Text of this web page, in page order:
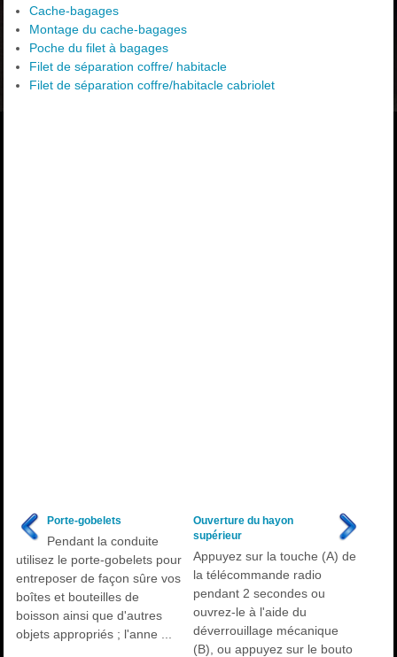
Cache-bagages
Montage du cache-bagages
Poche du filet à bagages
Filet de séparation coffre/ habitacle
Filet de séparation coffre/habitacle cabriolet
Porte-gobelets
Pendant la conduite
utilisez le porte-gobelets pour
entreposer de façon sûre vos
boîtes et bouteilles de
boisson ainsi que d'autres
objets appropriés ; l'anne ...
Ouverture du hayon
supérieur
Appuyez sur la touche (A) de
la télécommande radio
pendant 2 secondes ou
ouvrez-le à l'aide du
déverrouillage mécanique
(B), ou appuyez sur le bouto